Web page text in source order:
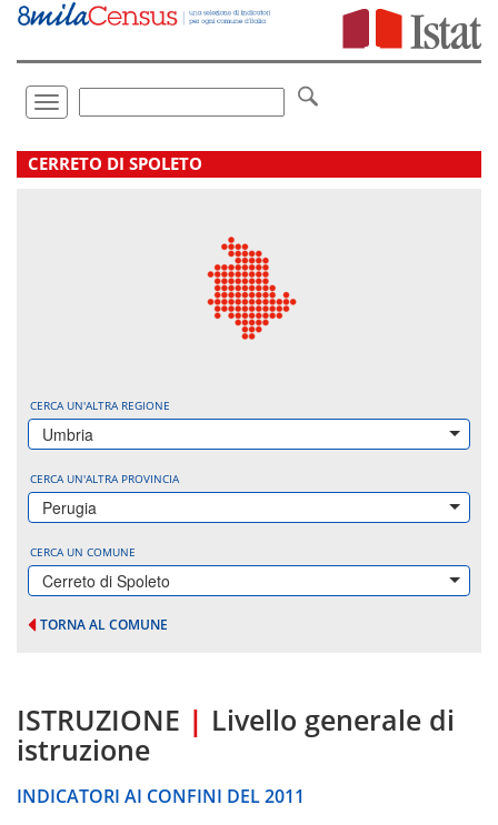
Vai
direttamente
Toggle
navigation
.
CERRETO DI SPOLETO
CERCA UN'ALTRA REGIONE
Umbria
CERCA UN'ALTRA PROVINCIA
Perugia
CERCA UN COMUNE
Cerreto di Spoleto
TORNA AL COMUNE
ISTRUZIONE | Livello generale di
istruzione
INDICATORI AI CONFINI DEL 2011